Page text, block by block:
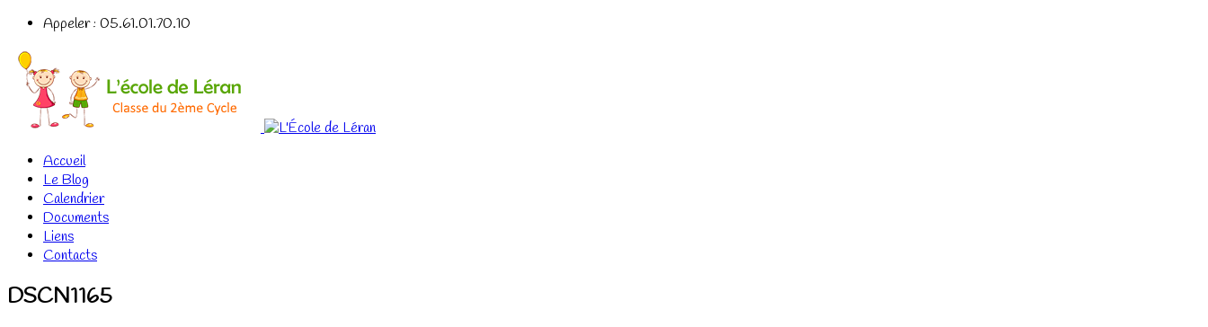
Appeler : 05.61.01.70.10
Accueil
Le Blog
Calendrier
Documents
Liens
Contacts
DSCN1165